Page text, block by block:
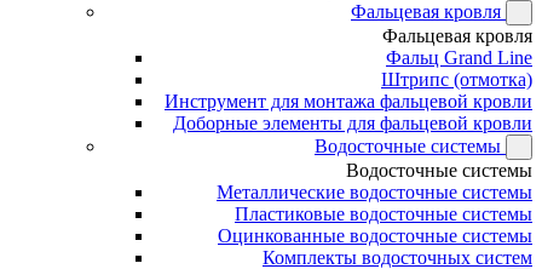
Фальцевая кровля
Фальцевая кровля
Фальц Grand Line
Штрипс (отмотка)
Инструмент для монтажа фальцевой кровли
Доборные элементы для фальцевой кровли
Водосточные системы
Водосточные системы
Металлические водосточные системы
Пластиковые водосточные системы
Оцинкованные водосточные системы
Комплекты водосточных систем